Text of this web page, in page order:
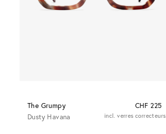
The Grumpy
CHF 225
Dusty Havana
incl. verres correcteurs